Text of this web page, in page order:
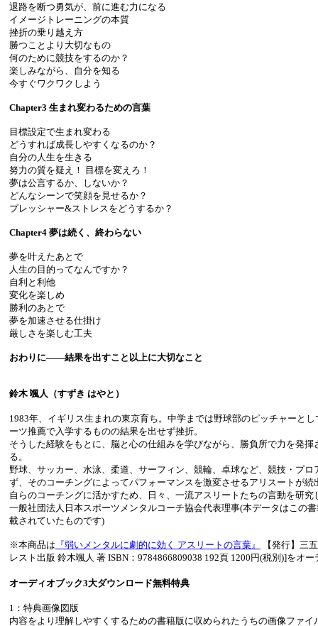
退路を断つ勇気が、前に進む力になる
イメージトレーニングの本質
挫折の乗り越え方
勝つことより大切なもの
何のために競技をするのか？
楽しみながら、自分を知る
今すぐワクワクしよう
Chapter3 生まれ変わるための言葉
目標設定で生まれ変わる
どうすれば成長しやすくなるのか？
自分の人生を生きる
努力の質を疑え！ 目標を変えろ！
夢は公言するか、しないか？
どんなシーンで笑顔を見せるか？
プレッシャー&ストレスをどうするか？
Chapter4 夢は続く、終わらない
夢を叶えたあとで
人生の目的ってなんですか？
自利と利他
変化を楽しめ
勝利のあとで
夢を加速させる仕掛け
厳しさを楽しむ工夫
おわりに――結果を出すこと以上に大切なこと
鈴木 颯人（すずき はやと）
1983年、イギリス生まれの東京育ち。中学までは野球部のピッチャーと
ーツ推薦で入学するものの結果を出せず挫折。
そうした経験をもとに、脳と心の仕組みを学びながら、勝負所で力を発揮
る。
野球、サッカー、水泳、柔道、サーフィン、競輪、卓球など、競技・プロ
ず、そのコーチングによってパフォーマンスを激変させるアリスートが続
自らのコーチングに活かすため、日々、一流アスリートたちの言動を研究
一般社団法人日本スポーツメンタルコーチ協会代表理事(本データはこの
載されていたものです)
※本商品は 『弱いメンタルに劇的に効く アスリートの言葉』
【発行】三
レスト出版 鈴木颯人 著 ISBN：9784866809038 192頁 1200円(税別)]をオ
オーディオブック3大ダウンロード無料特典
1：特典画像図版
内容をより理解しやすくするための書籍版に収められたうちの画像ファイ